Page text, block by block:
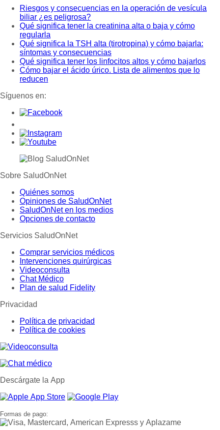
Riesgos y consecuencias en la operación de vesícula
biliar ¿es peligrosa?
Qué significa tener la creatinina alta o baja y cómo
regularla
Qué significa la TSH alta (tirotropina) y cómo bajarla:
síntomas y consecuencias
Qué significa tener los linfocitos altos y cómo bajarlos
Cómo bajar el ácido úrico. Lista de alimentos que lo
reducen
Síguenos en:
Sobre SaludOnNet
Quiénes somos
Opiniones de SaludOnNet
SaludOnNet en los medios
Opciones de contacto
Servicios SaludOnNet
Comprar servicios médicos
Intervenciones quirúrgicas
Videoconsulta
Chat Médico
Plan de salud Fidelity
Privacidad
Política de privacidad
Política de cookies
Descárgate la App
Formas de pago: